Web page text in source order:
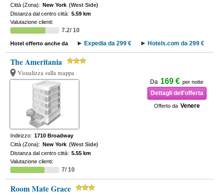
Città (Zona): New York (West Side)
Distanza dal centro città: 5.59 km
Valutazione clienti:
7.2/ 10
Hotel offerto anche da Expedia da 299 € Hotels.com da 299 €
The Ameritania
Visualizza sulla mappa
Da 169 € per notte
Dettagli dell'offerta
Offerto da Venere
Indirizzo: 1710 Broadway
Città (Zona): New York (West Side)
Distanza dal centro città: 5.55 km
Valutazione clienti:
7/ 10
Room Mate Grace